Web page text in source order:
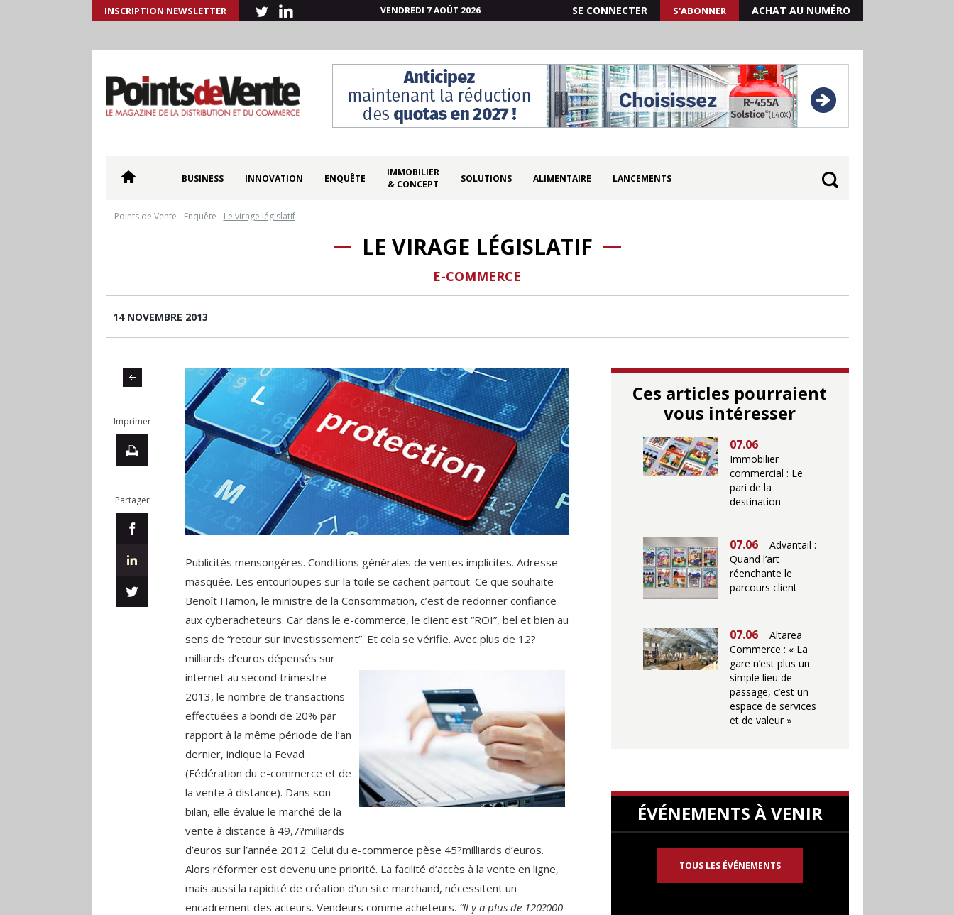
INSCRIPTION NEWSLETTER VENDREDI 7 AOÛT 2026 SE CONNECTER S'ABONNER ACHAT AU NUMÉRO
BUSINESS INNOVATION ENQUÊTE
IMMOBILIER
& CONCEPT
SOLUTIONS ALIMENTAIRE LANCEMENTS
Points de Vente - Enquête - Le virage législatif
LE VIRAGE LÉGISLATIF
E-COMMERCE
14 NOVEMBRE 2013
Imprimer
Partager
Publicités mensongères. Conditions générales de ventes implicites. Adresse
masquée. Les entourloupes sur la toile se cachent partout. Ce que souhaite
Benoît Hamon, le ministre de la Consommation, c’est de redonner confiance
aux cyberacheteurs. Car dans le e-commerce, le client est “ROI”, bel et bien au
sens de “retour sur investissement”. Et cela se vérifie. Avec plus de 12?
milliards d’euros dépensés sur
internet au second trimestre
2013, le nombre de transactions
effectuées a bondi de 20% par
rapport à la même période de l’an
dernier, indique la Fevad
(Fédération du e-commerce et de
la vente à distance). Dans son
bilan, elle évalue le marché de la
vente à distance à 49,7?milliards
d’euros sur l’année 2012. Celui du e-commerce pèse 45?milliards d’euros.
Alors réformer est devenu une priorité. La facilité d’accès à la vente en ligne,
mais aussi la rapidité de création d’un site marchand, nécessitent un
encadrement des acteurs. Vendeurs comme acheteurs. “Il y a plus de 120?000
Ces articles pourraient
vous intéresser
07.06
Immobilier
commercial : Le
pari de la
destination
07.06
Advantail :
Quand l’art
réenchante le
parcours client
07.06
Altarea
Commerce : « La
gare n’est plus un
simple lieu de
passage, c’est un
espace de services
et de valeur »
ÉVÉNEMENTS À VENIR
TOUS LES ÉVÉNEMENTS